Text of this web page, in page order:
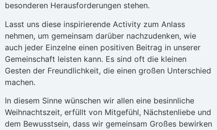
besonderen Herausforderungen stehen.
Lasst uns diese inspirierende Activity zum Anlass
nehmen, um gemeinsam darüber nachzudenken, wie
auch jeder Einzelne einen positiven Beitrag in unserer
Gemeinschaft leisten kann. Es sind oft die kleinen
Gesten der Freundlichkeit, die einen großen Unterschied
machen.
In diesem Sinne wünschen wir allen eine besinnliche
Weihnachtszeit, erfüllt von Mitgefühl, Nächstenliebe und
dem Bewusstsein, dass wir gemeinsam Großes bewirken